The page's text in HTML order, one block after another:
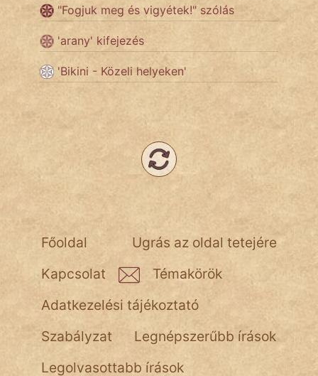
MAGYARSÁG
És
TÖRTÉNELEM
Jób Gedeon
Láron Ádám
mikkamakka
vörös ördög
nagyöreg
"Fogjuk meg és vigyétek!" szólás
'arany' kifejezés
'Bikini - Közeli helyeken'
Ugrás az oldal tetejére
Főoldal
Kapcsolat
Témakörök
Adatkezelési tájékoztató
Szabályzat
Legnépszerűbb írások
Legolvasottabb írások